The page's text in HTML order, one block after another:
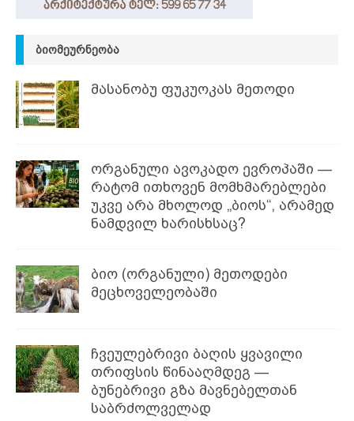
ᲑᲘᲝᲛᲔᲣᲠᲜᲔᲝᲑᲐ
მასანობუ ფუკუოკას მეთოდი
ორგანული ავოკადო ევროპაში —
რატომ ითხოვენ მომხმარებლები
უკვე არა მხოლოდ „ბიოს“, არამედ
ნამდვილ ხარისხსაც?
ბიო (ორგანული) მეთოდები
მეცხოველეობაში
ჩვეულებრივი ბაღის ყვავილი
თრიფსის წინააღმდეგ —
ბუნებრივი გზა მავნებელთან
საბრძოლველად